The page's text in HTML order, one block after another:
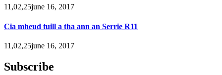
11,02,25june 16, 2017
Cia mheud tuill a tha ann an Serrie R11
11,02,25june 16, 2017
Subscribe